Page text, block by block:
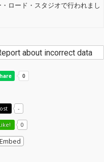
・ロード・スタジオで行われまし
about incorrect data
-
0
Embed